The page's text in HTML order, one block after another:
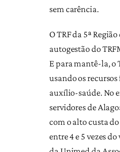
sem carência.
O TRF da 5ª
autogestão do
E para mantê-la, o
usando os
auxílio-saúde. No
servidores de
com o alto custa
entre 4 e 5 vezes